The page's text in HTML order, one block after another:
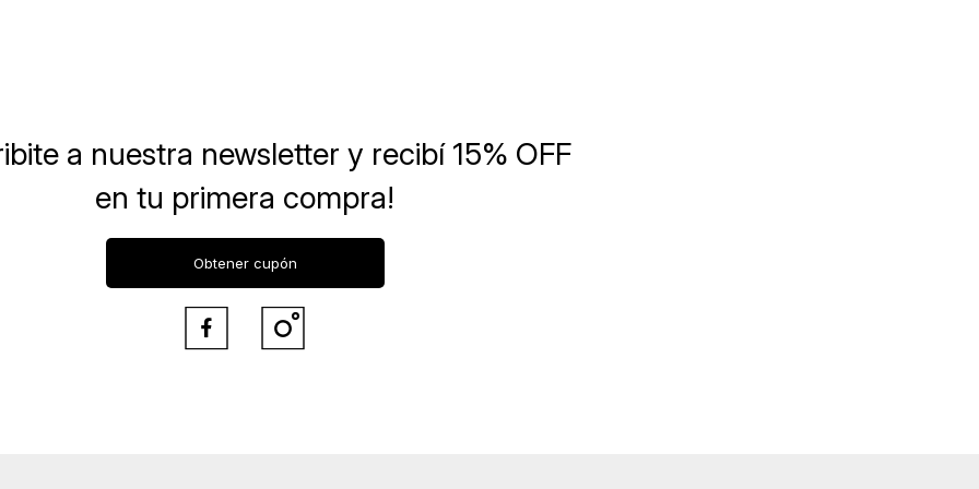
a nuestra newsletter y recibí 15% OFF
en tu primera compra!
Obtener cupón
 